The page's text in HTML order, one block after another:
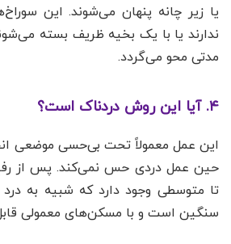
یا زیر چانه پنهان می‌شوند. این
ندارند یا با یک بخیه ظریف بسته
مدتی محو می‌گردد.
۴. آیا این روش دردناک است؟
این عمل معمولاً تحت بی‌حسی موضعی
حین عمل دردی حس نمی‌کند. پس از
تا متوسطی وجود دارد که شبیه به
سنگین است و با مسکن‌های معمولی